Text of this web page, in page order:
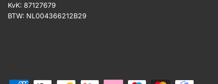
KvK: 87127679
BTW: NL004366212B29